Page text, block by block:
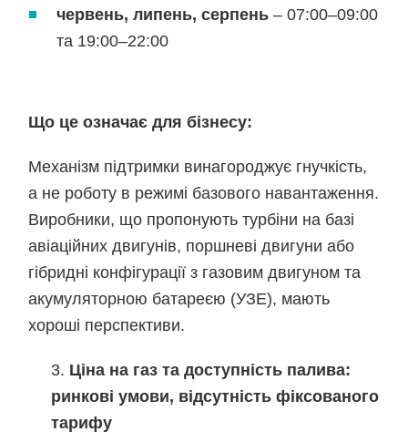
червень, липень, серпень – 07:00–09:00
та 19:00–22:00
Що це означає для бізнесу:
Механізм підтримки винагороджує гнучкість,
а не роботу в режимі базового навантаження.
Виробники, що пропонують турбіни на базі
авіаційних двигунів, поршневі двигуни або
гібридні конфігурації з газовим двигуном та
акумуляторною батареєю (УЗЕ), мають
хороші перспективи.
Ціна на газ та доступність палива:
ринкові умови, відсутність фіксованого
тарифу